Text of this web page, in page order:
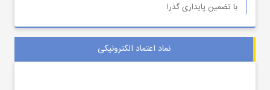
با تضمین پایداری گذرا
نماد اعتماد الکترونیکی